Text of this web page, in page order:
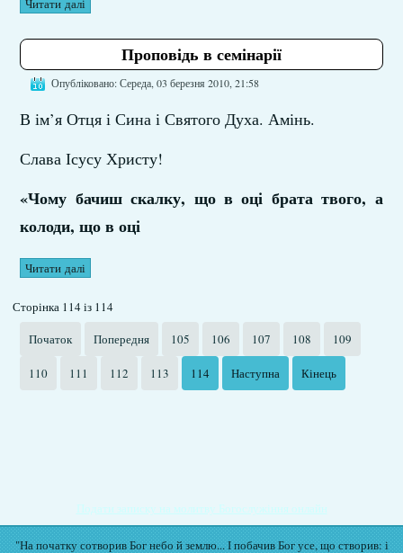
Читати далі
Проповідь в семінарії
Опубліковано: Середа, 03 березня 2010, 21:58
В ім’я Отця і Сина і Святого Духа. Амінь.
Слава Ісусу Христу!
«Чому бачиш скалку, що в оці брата твого, а
колоди, що в оці
Читати далі
Сторінка 114 із 114
Початок
Попередня 105 106 107 108 109
110 111 112 113 114 Наступна Кінець
Подати записку на молитву Богослужіння онлайн
"На початку сотворив Бог небо й землю... І побачив Бог усе, що створив: і